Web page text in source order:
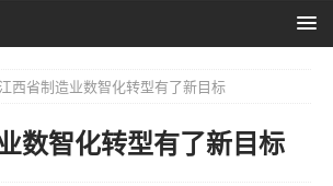
江西省制造业数智化转型有了新目标
数智化转型有了新目标